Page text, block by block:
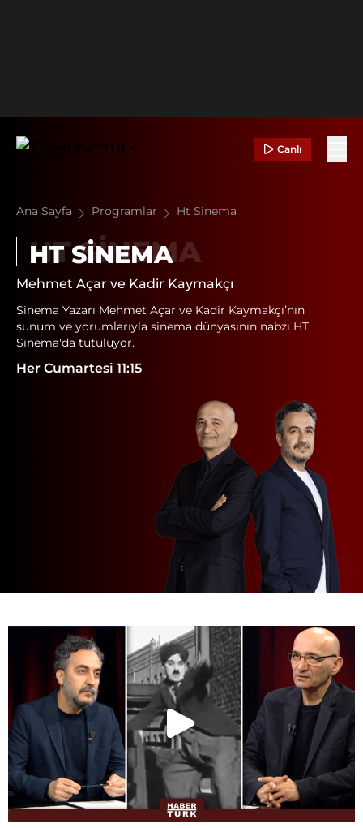
Canlı
Ana Sayfa Programlar Ht Sinema
HT SINEMA
Mehmet Açar ve Kadir Kaymakçı
Sinema Yazarı Mehmet Açar ve Kadir Kaymakçı’nın
sunum ve yorumlarıyla sinema dünyasının nabzı HT
Sinema'da tutuluyor.
Her Cumartesi 11:15